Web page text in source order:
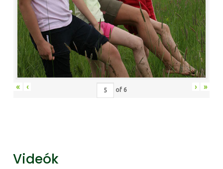
« ‹ of 6 › »
Videók